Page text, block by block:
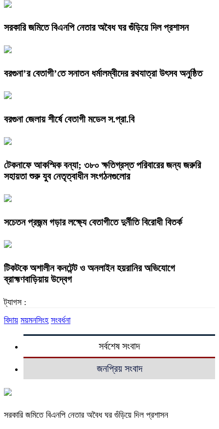
সরকারি জমিতে বিএনপি নেতার অবৈধ ঘর গুঁড়িয়ে দিল প্রশাসন
বরগুনা’র বেতাগী’তে সনাতন ধর্মালম্বীদের রথযাত্রা উৎসব অনুষ্ঠিত
বরগুনা জেলায় শীর্ষে বেতাগী মডেল স.প্রা.বি
টেকনাফে আকস্মিক বন্যা; ৩৮০ ক্ষতিগ্রস্ত পরিবারের জন্য জরুরি
সহায়তা শুরু যুব নেতৃত্বাধীন সংগঠনগুলোর
সচেতন প্রজন্ম গড়ার লক্ষ্যে বেতাগীতে দুর্নীতি বিরোধী বিতর্ক
টিকটকে অশালীন কনটেন্ট ও অনলাইন হয়রানির অভিযোগে
ব্রাহ্মণবাড়িয়ায় উদ্বেগ
ট্যাগস :
বিদায় ময়মনসিংহ সংবর্ধনা
সর্বশেষ সংবাদ
জনপ্রিয় সংবাদ
সরকারি জমিতে বিএনপি নেতার অবৈধ ঘর গুঁড়িয়ে দিল প্রশাসন